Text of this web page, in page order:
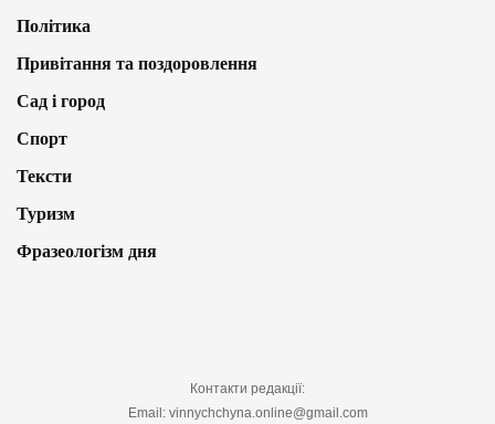
Політика
Привітання та поздоровлення
Сад і город
Спорт
Тексти
Туризм
Фразеологізм дня
Контакти редакції:
Email: vinnychchyna.online@gmail.com